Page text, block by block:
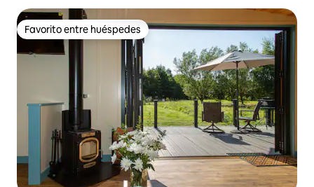
Favorito entre huéspedes
Favorito entre huéspedes